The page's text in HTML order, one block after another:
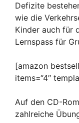
Defizite
wie die
Kinder auch für
Lernspass für
[amazon
items=“4″
Auf den CD-
zahlreiche